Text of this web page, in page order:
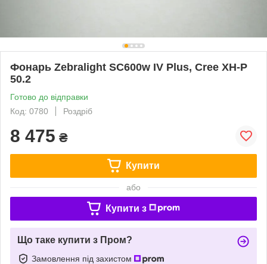
Фонарь Zebralight SC600w IV Plus, Cree XH-P
50.2
Готово до відправки
Код: 0780
Роздріб
8 475 ₴
Купити
або
Купити з
Що таке купити з Пром?
Замовлення під захистом